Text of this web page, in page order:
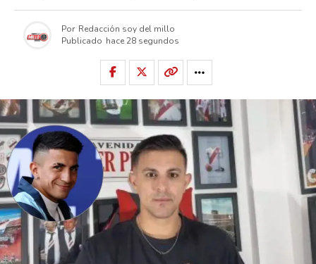
Por Redacción soy del millo
Publicado hace 28 segundos